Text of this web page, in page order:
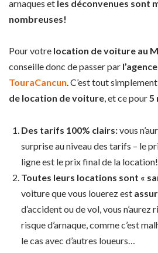
arnaques et les déconvenues sont
nombreuses!
Pour votre location de voiture au
conseille donc de passer par
TouraCancun. C’est tout simplement
de location de voiture, et ce pour5
Des tarifs 100% clairs:vous
surprise au niveau des tarifs – le
ligne est le prix final de la location!
Toutes leurs locations sont «
voiture que vous louerez est
d’accident ou de vol, vous n’aurez
risque d’arnaque, comme c’est
le cas avec d’autres loueurs…